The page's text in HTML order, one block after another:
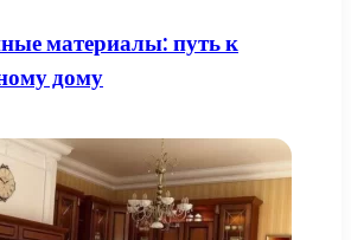
материалы: путь к
дому